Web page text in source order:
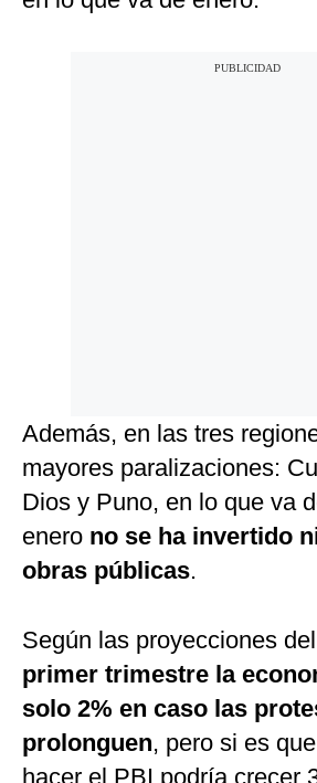
Además, en las tres
mayores paralizaciones:
Dios y Puno, en lo que va
enero no se ha invertido
obras públicas.
Según las proyecciones
primer trimestre la
solo 2% en caso las
prolonguen, pero si es
hacer el PBI podría crecer